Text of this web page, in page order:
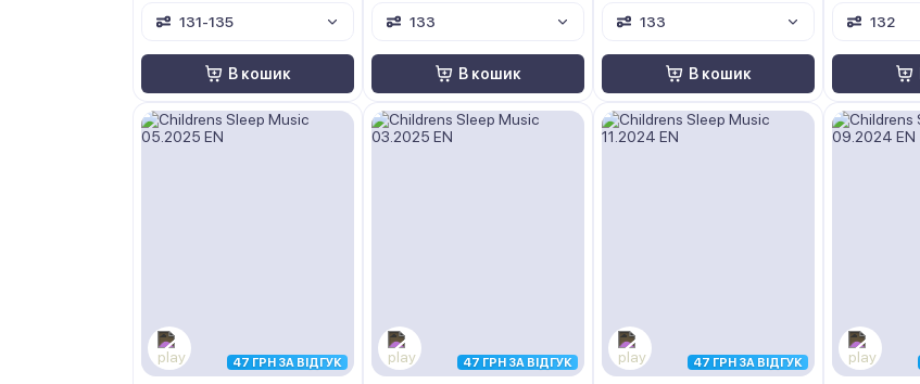
131-135
В кошик
133
В кошик
133
В кошик
132
47 ГРН ЗА ВІДГУК 47 ГРН ЗА ВІДГУК 47 ГРН ЗА ВІДГУК